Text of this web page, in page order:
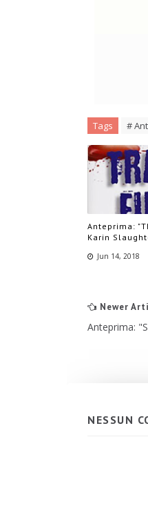
Tags #
Anteprima:
Karin
Jun 14, 2018
Newer
Anteprima:
NESSUN